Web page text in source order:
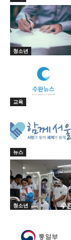
수완뉴스 추
스토어
멤버십 소개
기자단 참여
보도자료
라라프레스
수완뉴스 추
스토어
멤버십 소개
기자단 참여
보도자료
라라프레스
1020의
청소년
교육
뉴스
청소년